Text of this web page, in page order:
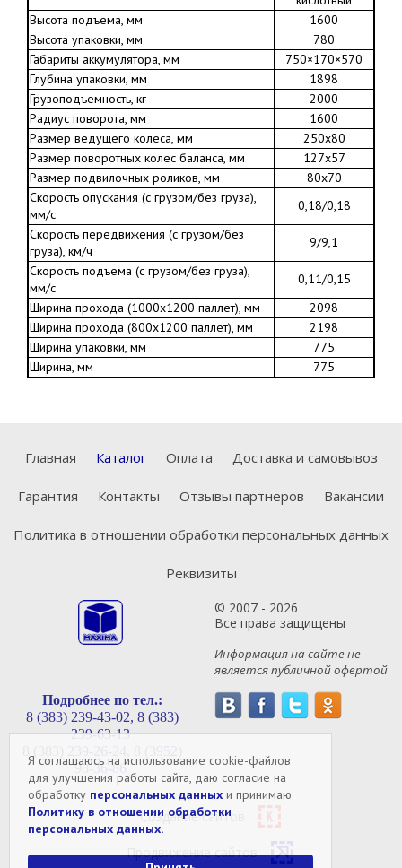
Я соглашаюсь на использование cookie-файлов
для улучшения работы сайта, даю согласие на
обработку персональных данных и принимаю
Политику в отношении обработки
персональных данных.
Высота подъема, мм
1600
Высота упаковки, мм
780
Габариты аккумулятора, мм
750×170×570
Глубина упаковки, мм
1898
Грузоподъемность, кг
2000
Радиус поворота, мм
1600
Размер ведущего колеса, мм
250х80
Размер поворотных колес баланса, мм
127х57
Размер подвилочных роликов, мм
80х70
Скорость опускания (с грузом/без груза),
мм/с
0,18/0,18
Скорость передвижения (с грузом/без
груза), км/ч
9/9,1
Скорость подъема (с грузом/без груза),
мм/с
0,11/0,15
Ширина прохода (1000х1200 паллет), мм
2098
Ширина прохода (800х1200 паллет), мм
2198
Ширина упаковки, мм
775
Ширина, мм
775
Главная Каталог Оплата Доставка и самовывоз
Гарантия Контакты Отзывы партнеров Вакансии
Политика в отношении обработки персональных данных
Реквизиты
© 2007 - 2026
Все права защищены
Информация на сайте не
является публичной офертой
Подробнее по тел.:
8 (383) 239-43-02, 8 (383)
239-63-13
98-36-86
Создание сайтов
Продвижение сайтов